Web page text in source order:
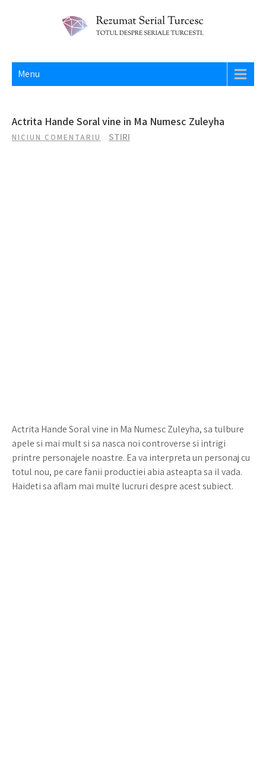
REZUMAT SERIAL TURCESC
Menu
Actrita Hande Soral vine in Ma Numesc Zuleyha
NICIUN COMENTARIU STIRI
Actrita Hande Soral vine in Ma Numesc Zuleyha, sa tulbure
apele si mai mult si sa nasca noi controverse si intrigi
printre personajele noastre. Ea va interpreta un personaj cu
totul nou, pe care fanii productiei abia asteapta sa il vada.
Haideti sa aflam mai multe lucruri despre acest subiect.